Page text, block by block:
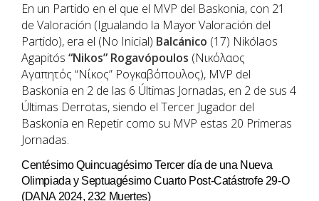
En un Partido en el que el MVP del Baskonia, con 21
de Valoración (Igualando la Mayor Valoración del
Partido), era el (No Inicial) Balcánico (17) Nikólaos
Agapitós “Nikos” Rogavópoulos (Νικόλαος
Αγαπητός “Νίκος” Ρογκαβόπουλος), MVP del
Baskonia en 2 de las 6 Últimas Jornadas, en 2 de sus 4
Últimas Derrotas, siendo el Tercer Jugador del
Baskonia en Repetir como su MVP estas 20 Primeras
Jornadas.
Centésimo Quincuagésimo Tercer día de una Nueva
Olimpiada y Septuagésimo Cuarto Post-Catástrofe 29-O
(DANA 2024, 232 Muertes)